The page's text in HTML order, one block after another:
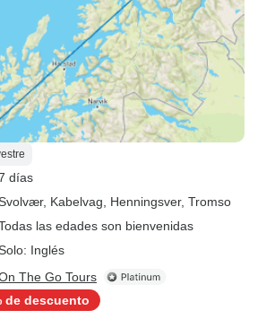
días
, Kabelvag , Henningsver, Tromso
las edades son bienvenidas
Inglés
The Go Tours
de descuento